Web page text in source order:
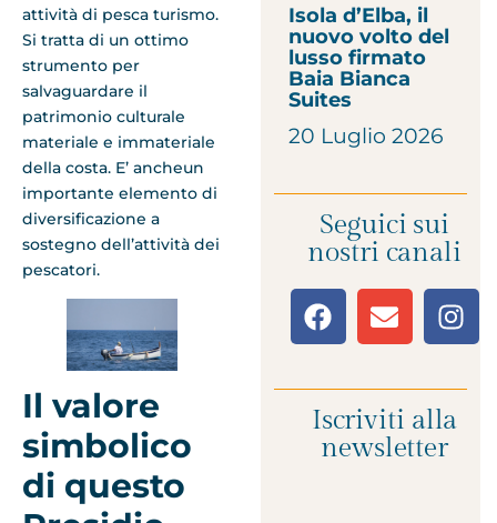
attività di pesca turismo.
Si tratta di un ottimo
strumento per
salvaguardare il
patrimonio culturale
materiale e immateriale
della costa. E’ ancheun
importante elemento di
diversificazione a
sostegno dell’attività dei
pescatori.
Il valore
simbolico
di questo
Isola d’Elba, il
nuovo volto del
lusso firmato
Baia Bianca
Suites
20 Luglio 2026
Seguici sui
nostri canali
Iscriviti alla
newsletter